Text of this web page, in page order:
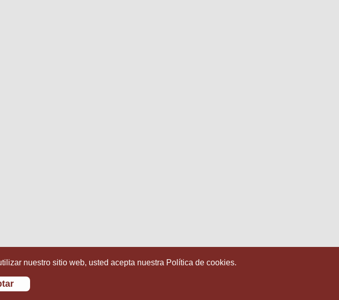
nuestro sitio web, usted acepta nuestra Política de cookies.